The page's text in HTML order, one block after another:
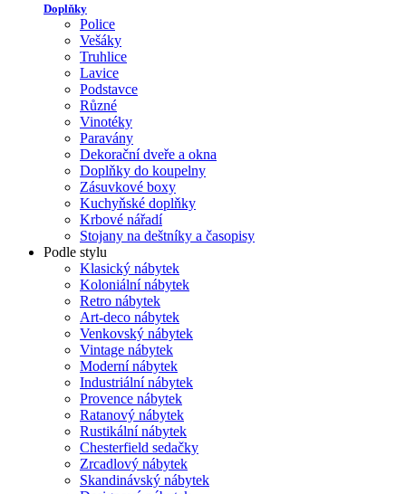
Doplňky
Police
Vešáky
Truhlice
Lavice
Podstavce
Různé
Vinotéky
Paravány
Dekorační dveře a okna
Doplňky do koupelny
Zásuvkové boxy
Kuchyňské doplňky
Krbové nářadí
Stojany na deštníky a časopisy
Podle stylu
Klasický nábytek
Koloniální nábytek
Retro nábytek
Art-deco nábytek
Venkovský nábytek
Vintage nábytek
Moderní nábytek
Industriální nábytek
Provence nábytek
Ratanový nábytek
Rustikální nábytek
Chesterfield sedačky
Zrcadlový nábytek
Skandinávský nábytek